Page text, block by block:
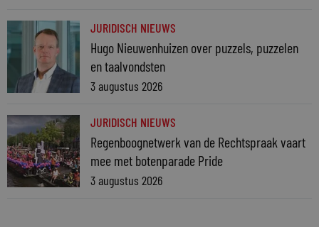
JURIDISCH NIEUWS
Hugo Nieuwenhuizen over puzzels, puzzelen
en taalvondsten
3 augustus 2026
JURIDISCH NIEUWS
Regenboognetwerk van de Rechtspraak vaart
mee met botenparade Pride
3 augustus 2026